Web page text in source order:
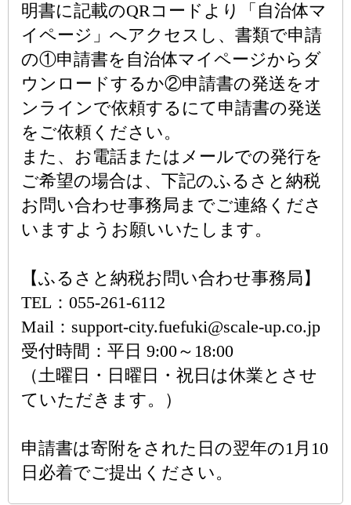
明書に記載のQRコードより「自治体マ
イページ」へアクセスし、書類で申請
の①申請書を自治体マイページからダ
ウンロードするか②申請書の発送をオ
ンラインで依頼するにて申請書の発送
をご依頼ください。
また、お電話またはメールでの発行を
ご希望の場合は、下記のふるさと納税
お問い合わせ事務局までご連絡くださ
いますようお願いいたします。
【ふるさと納税お問い合わせ事務局】
TEL：055-261-6112
Mail：support-city.fuefuki@scale-up.co.jp
受付時間：平日 9:00～18:00
（土曜日・日曜日・祝日は休業とさせ
ていただきます。）
申請書は寄附をされた日の翌年の1月10
日必着でご提出ください。